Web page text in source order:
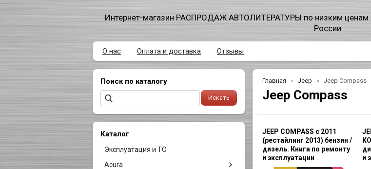
Интернет-магазин РАСПРОДАЖ АВТОЛИТЕРАТУРЫ по низким
России
О нас Оплата и доставка Отзывы
Поиск по каталогу
Каталог
Эксплуатация и ТО
Acura
Главная Jeep Jeep Compass
Jeep Compass
JEEP COMPASS с 2011
(рестайлинг 2013) бензин /
дизель. Книга по ремонту
и эксплуатации
и